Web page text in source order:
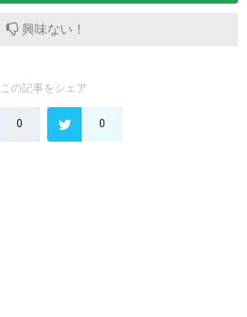
興味ない！
この記事をシェア
0 0